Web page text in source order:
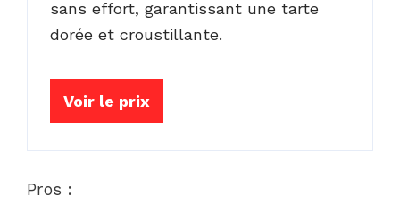
sans effort, garantissant une tarte
dorée et croustillante.
Voir le prix
Pros :